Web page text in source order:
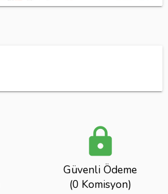
lock
Güvenli Ödeme
(0 Komisyon)